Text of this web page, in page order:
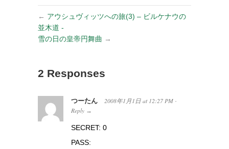
← アウシュヴィッツへの旅(3) – ビルケナウの
並木道 -
雪の日の皇帝円舞曲 →
2 Responses
つーたん 2008年1月1日 at 12:27 PM ·
Reply →
SECRET: 0
PASS: